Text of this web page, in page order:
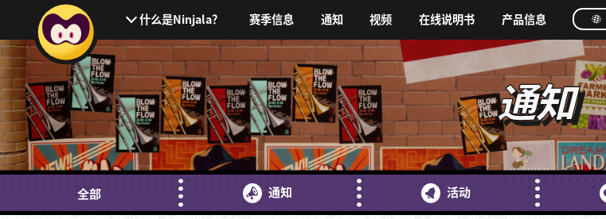
什么是Ninjala？ 赛季信息 通知 视频 在线说明书 产品信息
通知
全部 通知 活动